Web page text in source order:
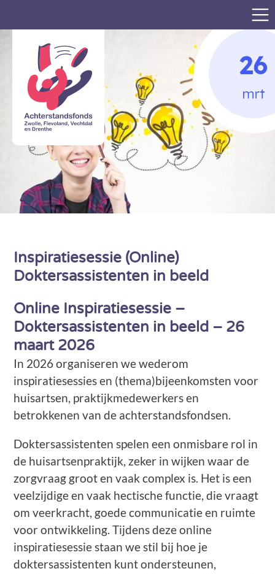
Inspiratiesessie (Online)
Doktersassistenten in beeld
Online Inspiratiesessie –
Doktersassistenten in beeld – 26
maart 2026
In 2026 organiseren we wederom
inspiratiesessies en (thema)bijeenkomsten voor
huisartsen, praktijkmedewerkers en
betrokkenen van de achterstandsfondsen.
Doktersassistenten spelen een onmisbare rol in
de huisartsenpraktijk, zeker in wijken waar de
zorgvraag groot en vaak complex is. Het is een
veelzijdige en vaak hectische functie, die vraagt
om veerkracht, goede communicatie en ruimte
voor ontwikkeling. Tijdens deze online
inspiratiesessie staan we stil bij hoe je
doktersassistenten kunt ondersteunen,